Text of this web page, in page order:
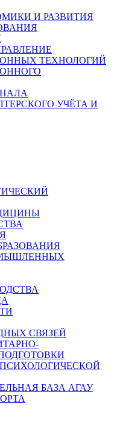
И РАЗВИТИЯ
ТЕХНОЛОГИЙ
УЧЁТА И
СВЯЗЕЙ
БАЗА АГАУ